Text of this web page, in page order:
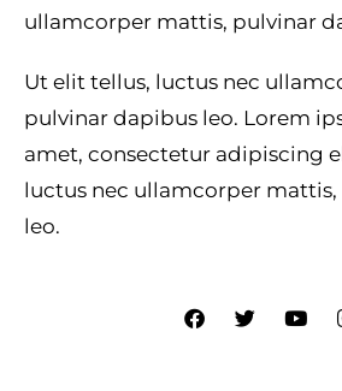
ullamcorper mattis, pulvinar
Ut elit tellus, luctus nec
pulvinar dapibus leo. Lorem
amet, consectetur adipiscing
luctus nec ullamcorper
leo.